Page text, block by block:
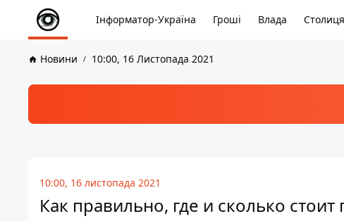
Інформатор-Україна Гроші Влада Столиця
Новини 10:00, 16 Листопада 2021
10:00, 16 листопада 2021
Как правильно, где и сколько